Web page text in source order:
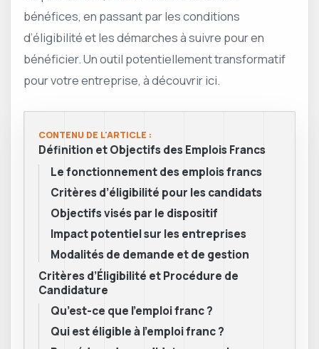
bénéfices, en passant par les conditions
d’éligibilité et les démarches à suivre pour en
bénéficier. Un outil potentiellement transformatif
pour votre entreprise, à découvrir ici.
CONTENU DE L'ARTICLE :
Définition et Objectifs des Emplois Francs
Le fonctionnement des emplois francs
Critères d’éligibilité pour les candidats
Objectifs visés par le dispositif
Impact potentiel sur les entreprises
Modalités de demande et de gestion
Critères d’Éligibilité et Procédure de
Candidature
Qu’est-ce que l’emploi franc ?
Qui est éligible à l’emploi franc ?